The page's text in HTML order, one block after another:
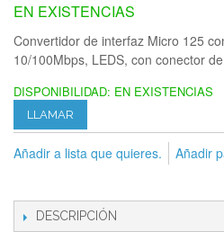
EN EXISTENCIAS
Convertidor de interfaz Micro 125
10/100Mbps, LEDS, con conector
DISPONIBILIDAD: EN EXISTENCIAS
LLAMAR
Añadir a lista que quieres. Añadir
DESCRIPCIÓN